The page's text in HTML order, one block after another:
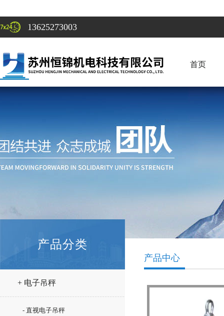
13625273003
首页
产品分类
+ 电子吊秤
- 直视电子吊秤
产品中心